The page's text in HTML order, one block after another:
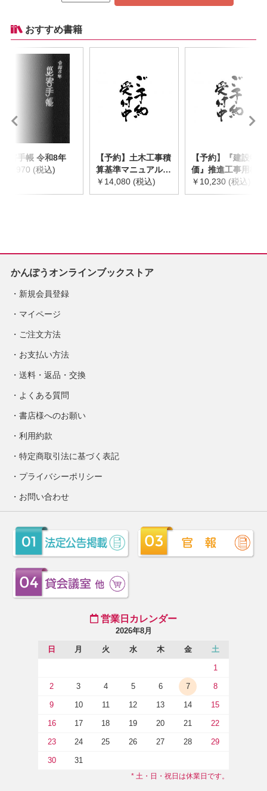
おすすめ書籍
災害手帳 令和8年
￥2,970 (税込)
【予約】土木工事積
算基準マニュアル
令和8年度版
※2026年8月下旬発
￥14,080 (税込)
【予約】『建設物
価』推進工事用機械
器具等基礎価格表
2026年度版
￥10,230 (税込)
かんぽうオンラインブックストア
新規会員登録
マイページ
ご注文方法
お支払い方法
送料・返品・交換
よくある質問
書店様へのお願い
利用約款
特定商取引法に基づく表記
プライバシーポリシー
お問い合わせ
営業日カレンダー
2026年8月
日 月 火 水 木 金 土
1
2 3 4 5 6 7 8
9 10 11 12 13 14 15
16 17 18 19 20 21 22
23 24 25 26 27 28 29
30 31
* 土・日・祝日は休業日です。